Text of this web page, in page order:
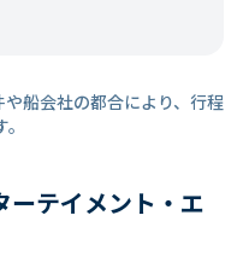
船会社の都合により、行程
ーテイメント・エ